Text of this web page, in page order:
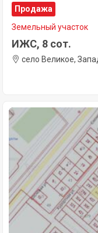
Продажа
Земельный участок
ИЖС, 8 сот.
село Великое,